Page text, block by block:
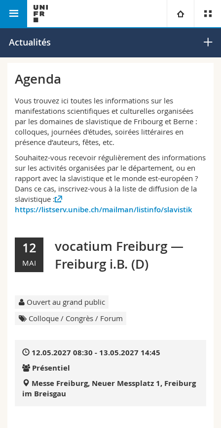
Université
Recherche
Université
Formation continue
Droit
Sciences économiques et sociales et management
Lettres et sciences humaines
Sciences de l'éducation et de la formation
Interfacultaire
Futurs étudiants
Médias
Chercheurs
Doctorants
Ressources
Annuaire du personnel
Plan d'accès
Bibliothèques
Faculté des lettres et des sciences humaines Slavistique
Actualités
Agenda
Vous trouvez ici toutes les informations sur les
manifestations scientifiques et culturelles organisées
par les domaines de slavistique de Fribourg et Berne :
colloques, journées d'études, soirées littéraires en
présence d’auteurs, fêtes, etc.
Souhaitez-vous recevoir régulièrement des informations
sur les activités organisées par le département, ou en
rapport avec la slavistique et le monde est-européen ?
Dans ce cas, inscrivez-vous à la liste de diffusion de la
slavistique :
https://listserv.unibe.ch/mailman/listinfo/slavistik
12
MAI
vocatium Freiburg —
Freiburg i.B. (D)
Ouvert au grand public
Colloque / Congrès / Forum
12.05.2027 08:30 - 13.05.2027 14:45
Présentiel
Messe Freiburg, Neuer Messplatz 1, Freiburg
im Breisgau